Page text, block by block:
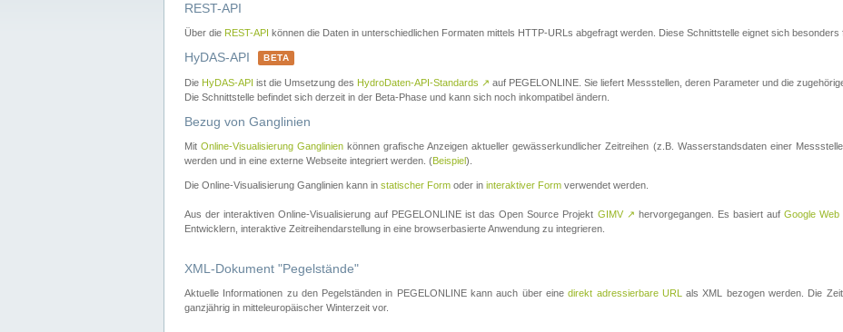
REST-API
Über die REST-API können die Daten in unterschiedlichen Formaten mittels HTTP-URLs abgefragt werden. Diese Schnittstelle eignet sich besonders
HyDAS-API BETA
Die HyDAS-API ist die Umsetzung des HydroDaten-API-Standards ↗ auf PEGELONLINE. Sie liefert Messstellen, deren Parameter und die
Die Schnittstelle befindet sich derzeit in der Beta-Phase und kann sich noch inkompatibel ändern.
Bezug von Ganglinien
MitOnline-Visualisierung Ganglinien können grafische Anzeigen aktueller gewässerkundlicher Zeitreihen (z.B. Wasserstandsdaten einer
werden und in eine externe Webseite integriert werden. (Beispiel).
Die Online-Visualisierung Ganglinien kann in statischer Form oder in interaktiver Form verwendet werden.
Aus der interaktiven Online-Visualisierung auf PEGELONLINE ist das Open Source Projekt GIMV ↗ hervorgegangen. Es basiert auf Google Web
Entwicklern, interaktive Zeitreihendarstellung in eine browserbasierte Anwendung zu integrieren.
XML-Dokument "Pegelstände"
Aktuelle Informationen zu den Pegelständen in PEGELONLINE kann auch über einedirekt adressierbare URL
als XML bezogen werden. Die
ganzjährig in mitteleuropäischer Winterzeit vor.